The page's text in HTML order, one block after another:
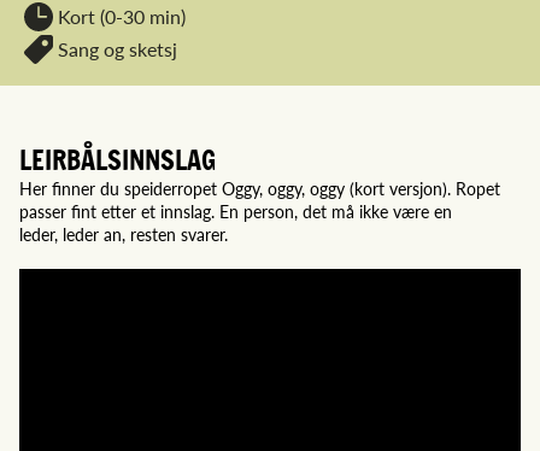
Kort (0-30 min)
Sang og sketsj
LEIRBÅLSINNSLAG
Her finner du speiderropet Oggy, oggy, oggy (kort versjon). Ropet
passer fint etter et innslag. En person, det må ikke være en
leder, leder an, resten svarer.